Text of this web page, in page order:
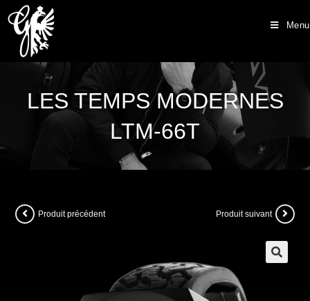
Menu
LES TEMPS MODERNES
LTM-66T
Produit précédent Produit suivant